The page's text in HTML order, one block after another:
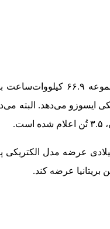
منبع تغذیه این پیشرانه
ایسوزو می‌دهد. البته
بریتانیا عرضه کند.